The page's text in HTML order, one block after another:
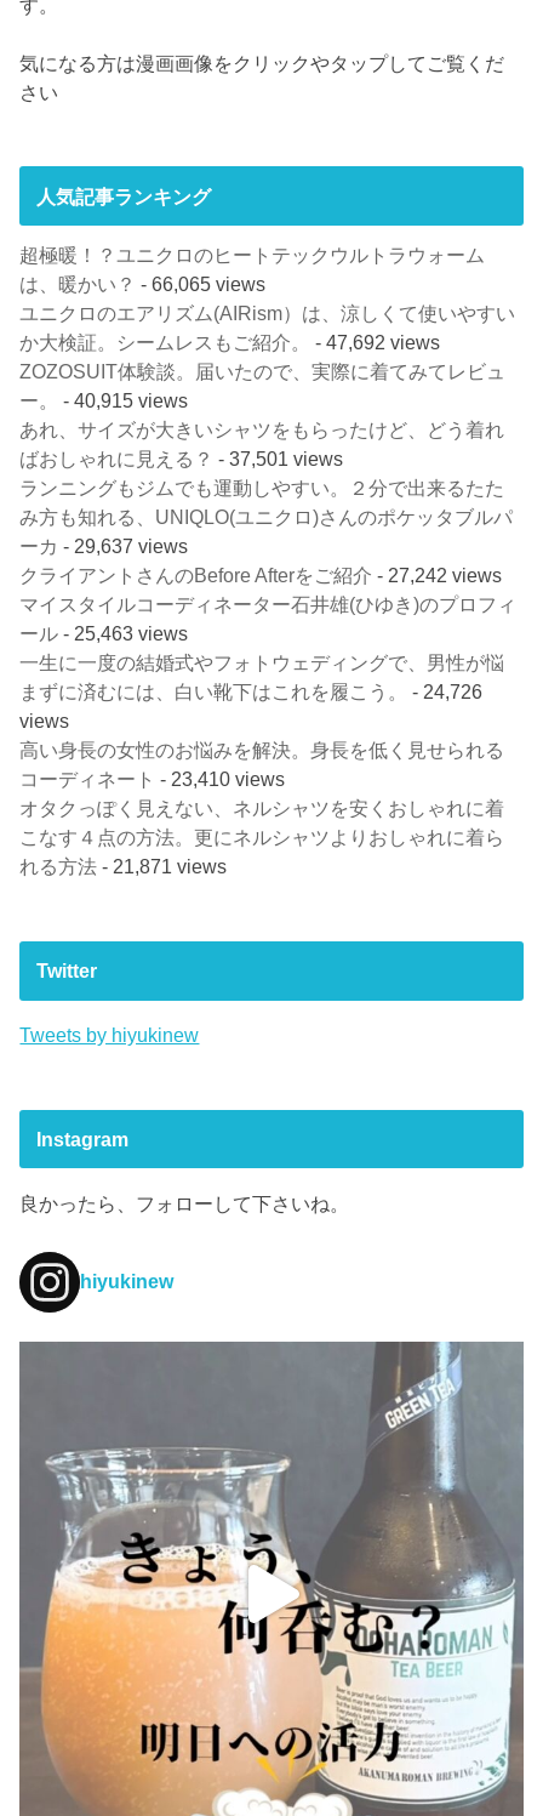
す。
気になる方は漫画画像をクリックやタップしてご覧くだ
さい
人気記事ランキング
超極暖！？ユニクロのヒートテックウルトラウォーム
は、暖かい？ - 66,065 views
ユニクロのエアリズム(AIRism）は、涼しくて使いやすい
か大検証。シームレスもご紹介。
- 47,692 views
ZOZOSUIT体験談。届いたので、実際に着てみてレビュ
ー。
- 40,915 views
あれ、サイズが大きいシャツをもらったけど、どう着れ
ばおしゃれに見える？ - 37,501 views
ランニングもジムでも運動しやすい。２分で出来るたた
み方も知れる、UNIQLO(ユニクロ)さんのポケッタブルパ
ーカ - 29,637 views
クライアントさんのBefore Afterをご紹介 - 27,242 views
マイスタイルコーディネーター石井雄(ひゆき)のプロフィ
ール - 25,463 views
一生に一度の結婚式やフォトウェディングで、男性が悩
まずに済むには、白い靴下はこれを履こう。
- 24,726
views
高い身長の女性のお悩みを解決。身長を低く見せられる
コーディネート - 23,410 views
オタクっぽく見えない、ネルシャツを安くおしゃれに着
こなす４点の方法。更にネルシャツよりおしゃれに着ら
れる方法 - 21,871 views
Twitter
Tweets by hiyukinew
Instagram
良かったら、フォローして下さいね。
hiyukinew